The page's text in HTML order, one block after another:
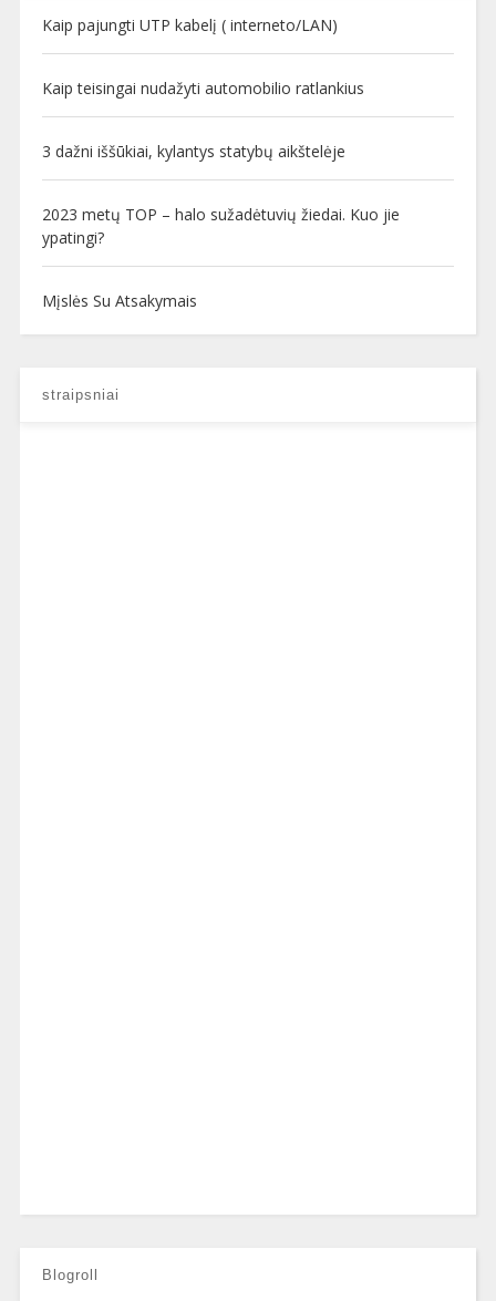
Kaip pajungti UTP kabelį ( interneto/LAN)
Kaip teisingai nudažyti automobilio ratlankius
3 dažni iššūkiai, kylantys statybų aikštelėje
2023 metų TOP – halo sužadėtuvių žiedai. Kuo jie
ypatingi?
Mįslės Su Atsakymais
straipsniai
Blogroll